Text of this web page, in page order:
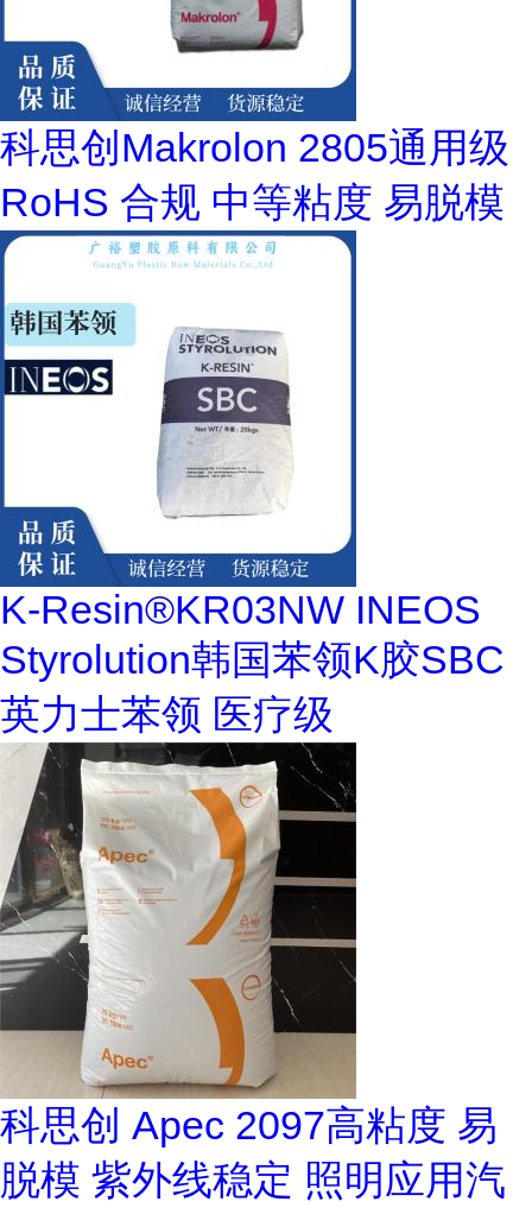
科思创Makrolon 2805通用级
RoHS 合规 中等粘度 易脱模
K-Resin®KR03NW INEOS
Styrolution韩国苯领K胶SBC
英力士苯领 医疗级
科思创 Apec 2097高粘度 易
脱模 紫外线稳定 照明应用汽